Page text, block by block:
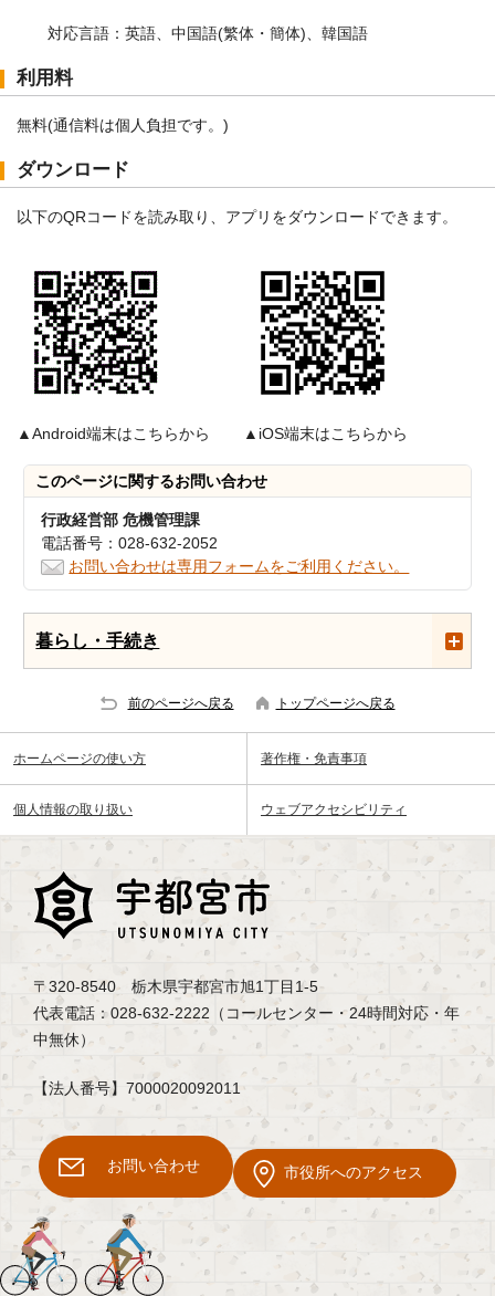
対応言語：英語、中国語(繁体・簡体)、韓国語
利用料
無料(通信料は個人負担です。)
ダウンロード
以下のQRコードを読み取り、アプリをダウンロードできます。
▲Android端末はこちらから ▲iOS端末はこちらから
このページに関するお問い合わせ
行政経営部 危機管理課
電話番号：028-632-2052
お問い合わせは専用フォームをご利用ください。
暮らし・手続き
前のページへ戻る トップページへ戻る
ホームページの使い方 著作権・免責事項
個人情報の取り扱い ウェブアクセシビリティ
〒320-8540 栃木県宇都宮市旭1丁目1-5
代表電話：028-632-2222（コールセンター・24時間対応・年
中無休）
【法人番号】7000020092011
お問い合わせ 市役所へのアクセス